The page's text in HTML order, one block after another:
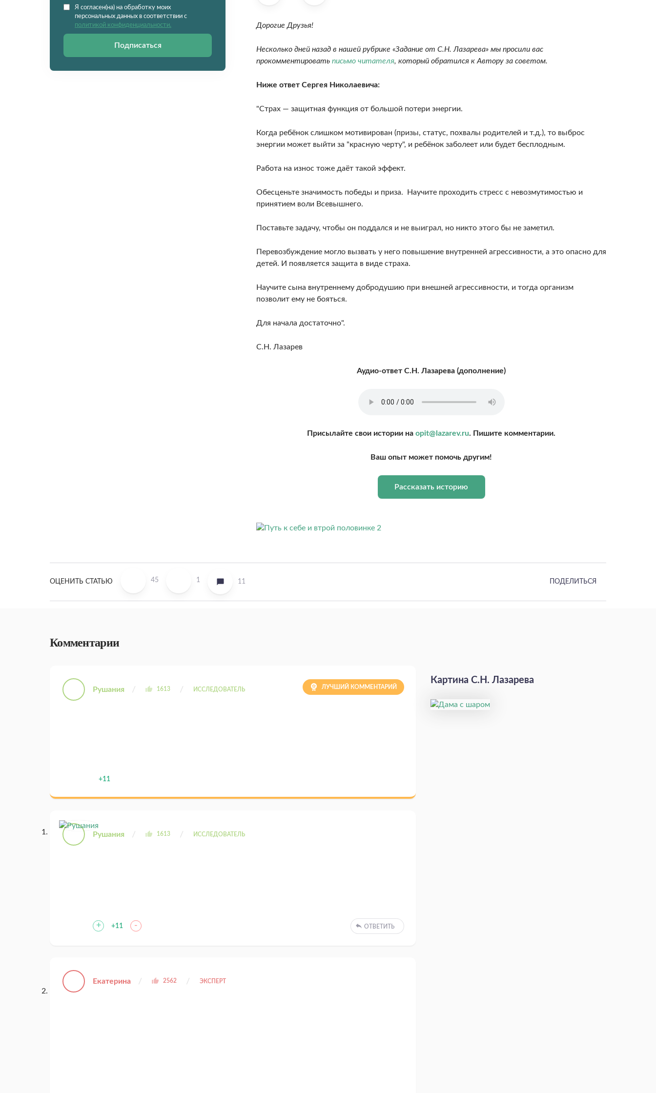
Дорогие Друзья!
Несколько дней назад в нашей рубрике «Задание от С.Н. Лазарева» мы просили вас
прокомментировать письмо читателя, который обратился к Автору за советом.
Ниже ответ Сергея Николаевича:
"Страх — защитная функция от большой потери энергии.
Когда ребёнок слишком мотивирован (призы, статус, похвалы родителей и т.д.), то выброс
энергии может выйти за "красную черту", и ребёнок заболеет или будет бесплодным.
Работа на износ тоже даёт такой эффект.
Обесценьте значимость победы и приза. Научите проходить стресс с невозмутимостью и
принятием воли Всевышнего.
Поставьте задачу, чтобы он поддался и не выиграл, но никто этого бы не заметил.
Перевозбуждение могло вызвать у него повышение внутренней агрессивности, а это опасно для
детей. И появляется защита в виде страха.
Научите сына внутреннему добродушию при внешней агрессивности, и тогда организм
позволит ему не бояться.
Для начала достаточно".
С.Н. Лазарев
Аудио-ответ С.Н. Лазарева (дополнение)
Присылайте свои истории на opit@lazarev.ru. Пишите комментарии.
Ваш опыт может помочь другим!
Рассказать историю
Я согласен(на) на обработку моих
персональных данных в соответствии с
политикой конфиденциальности.
Подписаться
ОЦЕНИТЬ СТАТЬЮ 45 1 11 ПОДЕЛИТЬСЯ
Комментарии
Рушания 1613 ИССЛЕДОВАТЕЛЬ ЛУЧШИЙ КОММЕНТАРИЙ
+11
Рушания 1613 ИССЛЕДОВАТЕЛЬ
+ +11 - ОТВЕТИТЬ
Екатерина 2562 ЭКСПЕРТ
Картина С.Н. Лазарева